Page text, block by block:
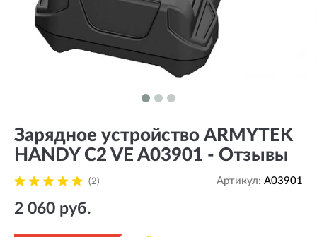
Зарядное устройство ARMYTEK
HANDY C2 VE A03901 - Отзывы
(2) Артикул: A03901
2 060 руб.